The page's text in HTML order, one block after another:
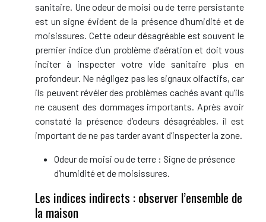
sanitaire. Une odeur de moisi ou de terre persistante
est un signe évident de la présence d’humidité et de
moisissures. Cette odeur désagréable est souvent le
premier indice d’un problème d’aération et doit vous
inciter à inspecter votre vide sanitaire plus en
profondeur. Ne négligez pas les signaux olfactifs, car
ils peuvent révéler des problèmes cachés avant qu’ils
ne causent des dommages importants. Après avoir
constaté la présence d’odeurs désagréables, il est
important de ne pas tarder avant d’inspecter la zone.
Odeur de moisi ou de terre : Signe de présence
d’humidité et de moisissures.
Les indices indirects : observer l’ensemble de
la maison